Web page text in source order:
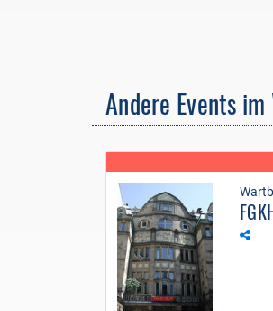
Andere Events